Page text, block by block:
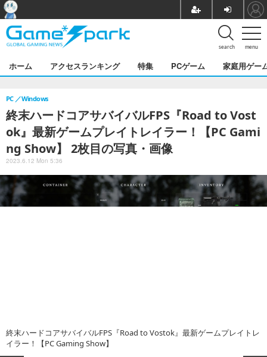
menu
search
ホーム アクセスランキング 特集 PCゲーム 家庭用ゲー
終末ハードコアサバイバルFPS『Road to Vost
ok』最新ゲームプレイトレイラー！【PC Gami
ng Show】 2枚目の写真・画像
PC Windows
2023.6.12 Mon 5:36
終末ハードコアサバイバルFPS『Road to Vostok』最新ゲームプレイトレ
イラー！【PC Gaming Show】